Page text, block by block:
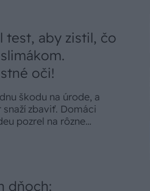
test, aby zistil, čo
oči!
škodu na úrode, a
zbaviť. Domáci
pozrel na rôzne
otestoval ich účinnosť.
dňoch: